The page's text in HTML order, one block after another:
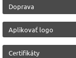
Malfini (Adler)
Doprava
Aplikovať logo
Certifikáty